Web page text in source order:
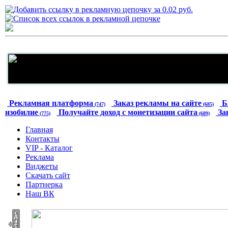
Рекламная платформа (747) Заказ рекламы на сайте (685)
изобилие (775) Получайте доход с монетизации сайта (689)
Главная
Контакты
VIP - Каталог
Реклама
Виджеты
Скачать сайт
Партнерка
Наш ВК